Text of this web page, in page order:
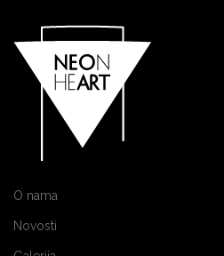
O nama
Novosti